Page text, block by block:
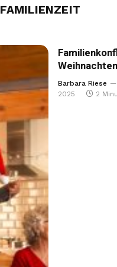
FAMILIENZEIT
Weihnachten
Barbara Riese
2025
2